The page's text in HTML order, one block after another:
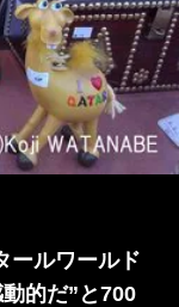
ールワールド
的だ”と700